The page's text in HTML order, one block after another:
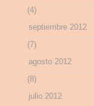
(4)
septiembre 2012
(7)
agosto 2012
(8)
julio 2012